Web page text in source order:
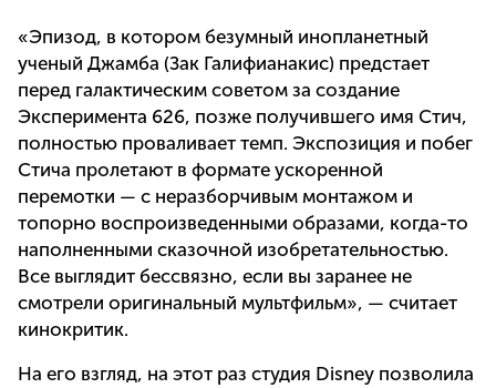
«Эпизод, в котором безумный инопланетный
ученый Джамба (Зак Галифианакис) предстает
перед галактическим советом за создание
Эксперимента 626, позже получившего имя Стич,
полностью проваливает темп. Экспозиция и побег
Стича пролетают в формате ускоренной
перемотки — с неразборчивым монтажом и
топорно воспроизведенными образами, когда-то
наполненными сказочной изобретательностью.
Все выглядит бессвязно, если вы заранее не
смотрели оригинальный мультфильм», — считает
кинокритик.
На его взгляд, на этот раз студия Disney позволила